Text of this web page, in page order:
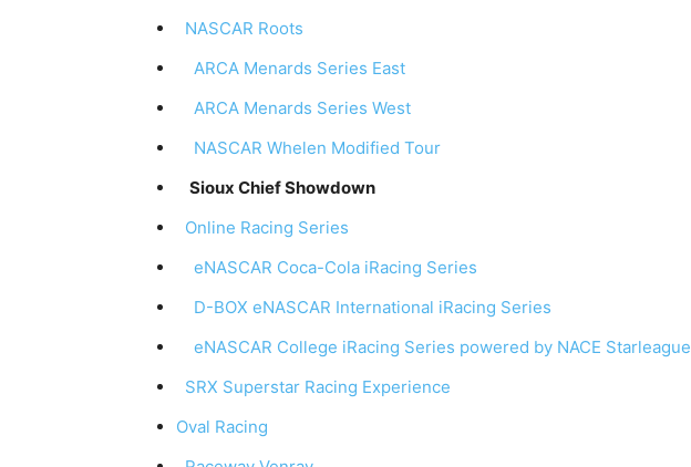
NASCAR Roots
ARCA Menards Series East
ARCA Menards Series West
NASCAR Whelen Modified Tour
Sioux Chief Showdown
Online Racing Series
eNASCAR Coca-Cola iRacing Series
D-BOX eNASCAR International iRacing Series
eNASCAR College iRacing Series powered by NACE Starleague
SRX Superstar Racing Experience
Oval Racing